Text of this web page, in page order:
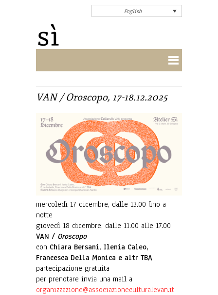
English
VAN / Oroscopo, 17-18.12.2025
mercoledì 17 dicembre, dalle 13.00 fino a
notte
giovedì 18 dicembre, dalle 11.00 alle 17.00
VAN / Oroscopo
con Chiara Bersani, Ilenia Caleo,
Francesca Della Monica e altr TBA
partecipazione gratuita
per prenotare invia una mail a
organizzazione@associazioneculturalevan.it